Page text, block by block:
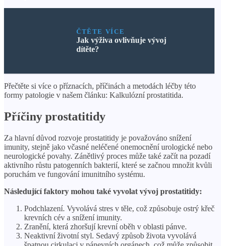
ČTĚTE VÍCE
Jak výživa ovlivňuje vývoj
dítěte?
Přečtěte si více o příznacích, příčinách a metodách léčby této
formy patologie v našem článku: Kalkulózní prostatitida.
Příčiny prostatitidy
Za hlavní důvod rozvoje prostatitidy je považováno snížení
imunity, stejně jako včasné neléčené onemocnění urologické nebo
neurologické povahy. Zánětlivý proces může také začít na pozadí
aktivního růstu patogenních bakterií, které se začnou množit kvůli
poruchám ve fungování imunitního systému.
Následující faktory mohou také vyvolat vývoj prostatitidy:
Podchlazení. Vyvolává stres v těle, což způsobuje ostrý křeč
krevních cév a snížení imunity.
Zranění, která zhoršují krevní oběh v oblasti pánve.
Neaktivní životní styl. Sedavý způsob života vyvolává